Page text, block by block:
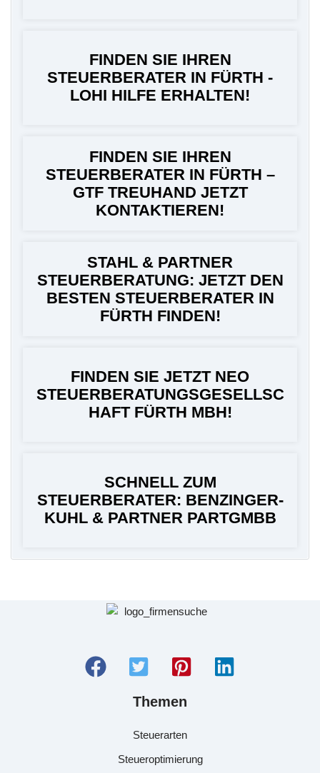
FINDEN SIE IHREN
STEUERBERATER IN FÜRTH -
LOHI HILFE ERHALTEN!
FINDEN SIE IHREN
STEUERBERATER IN FÜRTH –
GTF TREUHAND JETZT
KONTAKTIEREN!
STAHL & PARTNER
STEUERBERATUNG: JETZT DEN
BESTEN STEUERBERATER IN
FÜRTH FINDEN!
FINDEN SIE JETZT NEO
STEUERBERATUNGSGESELLSC
HAFT FÜRTH MBH!
SCHNELL ZUM
STEUERBERATER: BENZINGER-
KUHL & PARTNER PARTGMBB
Themen
Steuerarten
Steueroptimierung